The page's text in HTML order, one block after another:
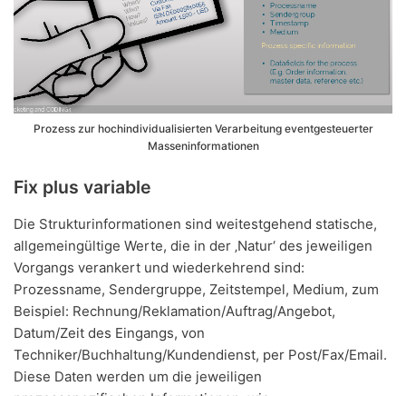
Prozess zur hochindividualisierten Verarbeitung eventgesteuerter
Masseninformationen
Fix plus variable
Die Strukturinformationen sind weitestgehend statische,
allgemeingültige Werte, die in der ‚Natur‘ des jeweiligen
Vorgangs verankert und wiederkehrend sind:
Prozessname, Sendergruppe, Zeitstempel, Medium, zum
Beispiel: Rechnung/Reklamation/Auftrag/Angebot,
Datum/Zeit des Eingangs, von
Techniker/Buchhaltung/Kundendienst, per Post/Fax/Email.
Diese Daten werden um die jeweiligen